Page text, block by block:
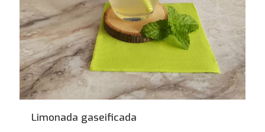
Limonada gaseificada